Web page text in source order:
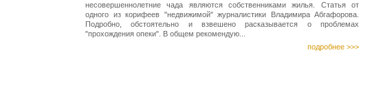
несовершеннолетние чада являются собственниками жилья. Статья от
одного из корифеев "недвижимой" журналистики Владимира Абгафорова.
Подробно, обстоятельно и взвешено расказывается о проблемах
"прохождения опеки". В общем рекомендую...
подробнее >>>